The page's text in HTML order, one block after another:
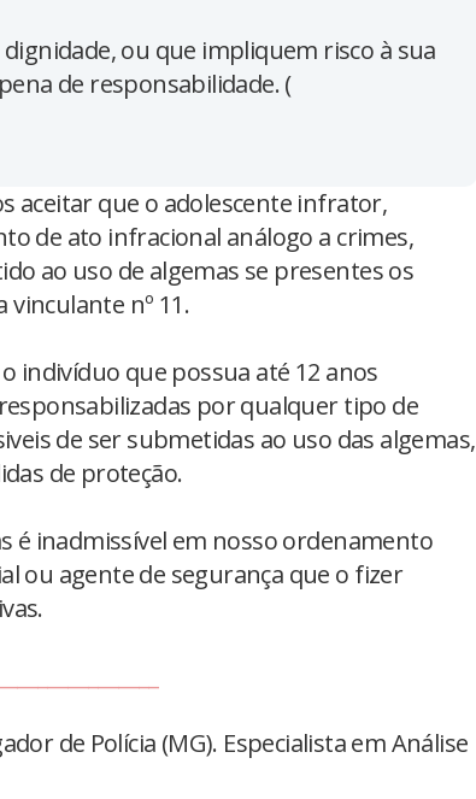
ou que impliquem risco à sua
de responsabilidade. (
aceitar que o adolescente infrator,
de ato infracional análogo a crimes,
ao uso de algemas se presentes os
nº 11.
indivíduo que possua até 12 anos
por qualquer tipo de
de ser submetidas ao uso das algemas,
de proteção.
é inadmissível em nosso ordenamento
ou agente de segurança que o fizer
de Polícia (MG). Especialista em Análise